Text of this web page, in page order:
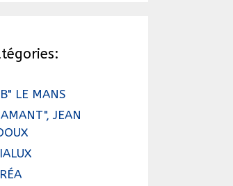
LE MANS
JEAN